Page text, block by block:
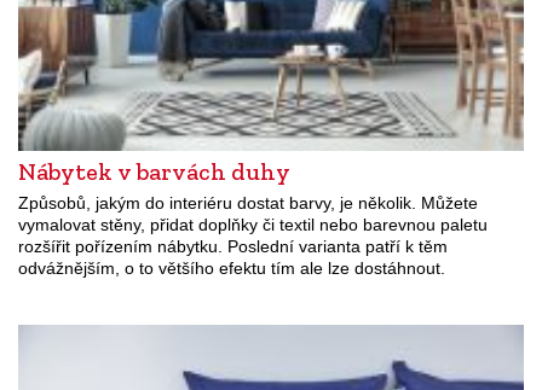
Nábytek v barvách duhy
Způsobů, jakým do interiéru dostat barvy, je několik. Můžete
vymalovat stěny, přidat doplňky či textil nebo barevnou paletu
rozšířit pořízením nábytku. Poslední varianta patří k těm
odvážnějším, o to většího efektu tím ale lze dostáhnout.